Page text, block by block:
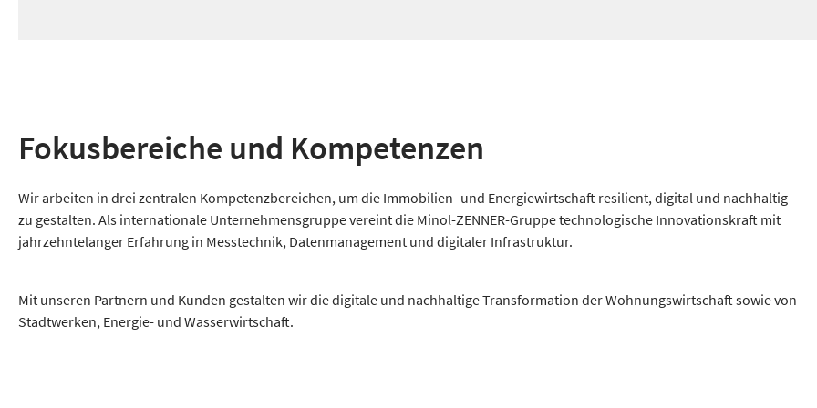
Fokusbereiche und Kompetenzen
Wir arbeiten in drei zentralen Kompetenzbereichen, um die Immobilien- und Energiewirtschaft resilient, digital und nachhaltig
zu gestalten. Als internationale Unternehmensgruppe vereint die Minol-ZENNER-Gruppe technologische Innovationskraft mit
jahrzehntelanger Erfahrung in Messtechnik, Datenmanagement und digitaler Infrastruktur.
Mit unseren Partnern und Kunden gestalten wir die digitale und nachhaltige Transformation der Wohnungswirtschaft sowie von
Stadtwerken, Energie- und Wasserwirtschaft.